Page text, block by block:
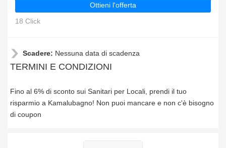
Ottieni l'offerta
18 Click
Scadere: Nessuna data di scadenza
TERMINI E CONDIZIONI
Fino al 6% di sconto sui Sanitari per Locali, prendi il tuo
risparmio a Kamalubagno! Non puoi mancare e non c'è bisogno
di coupon